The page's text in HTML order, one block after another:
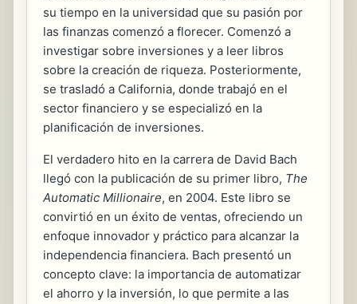
su tiempo en la universidad que su pasión por
las finanzas comenzó a florecer. Comenzó a
investigar sobre inversiones y a leer libros
sobre la creación de riqueza. Posteriormente,
se trasladó a California, donde trabajó en el
sector financiero y se especializó en la
planificación de inversiones.
El verdadero hito en la carrera de David Bach
llegó con la publicación de su primer libro, The
Automatic Millionaire, en 2004. Este libro se
convirtió en un éxito de ventas, ofreciendo un
enfoque innovador y práctico para alcanzar la
independencia financiera. Bach presentó un
concepto clave: la importancia de automatizar
el ahorro y la inversión, lo que permite a las